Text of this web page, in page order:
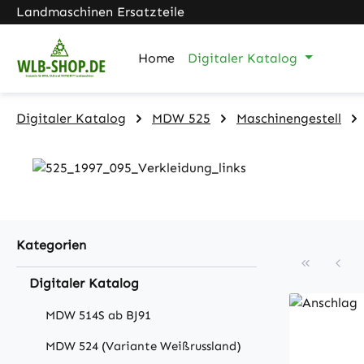
Hauptinhalt springen
Zur Suche springen
Zur Hauptnavigation springen
Landmaschinen Ersatzteile
Home Digitaler Katalog
Digitaler Katalog MDW 525 Maschinengestell
Kategorien
Digitaler Katalog
MDW 514S ab BJ91
MDW 524 (Variante Weißrussland)